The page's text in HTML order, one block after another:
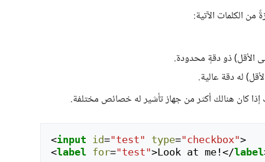
الكلمات الآتية:
الأقل) ذو دقةٍ محدودة.
له دقة عالية.
كان هنالك أكثر من جهاز تأشير له خصائص مختلفة.
<input id="test" type="checkbox">
<label for="test">Look at me! </label